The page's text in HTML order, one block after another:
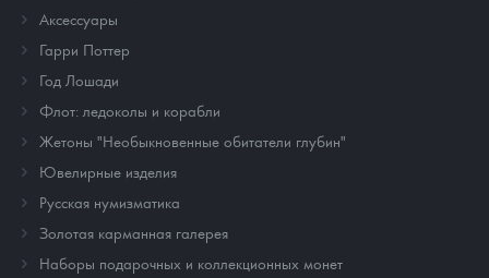
Аксессуары
Гарри Поттер
Год Лошади
Флот: ледоколы и корабли
Жетоны "Необыкновенные обитатели глубин"
Ювелирные изделия
Русская нумизматика
Золотая карманная галерея
Наборы подарочных и коллекционных монет